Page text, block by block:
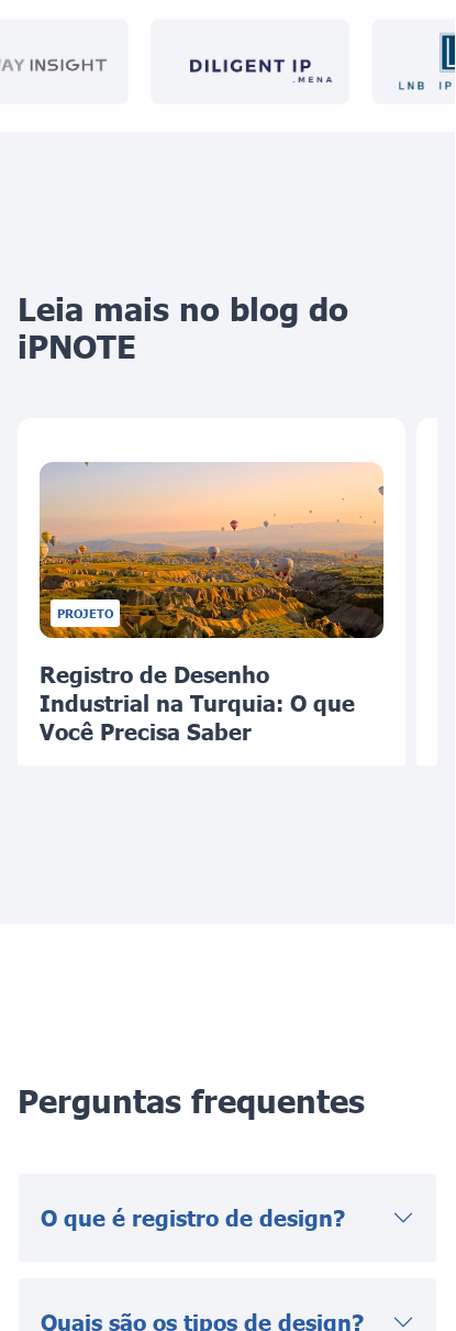
Leia mais no blog do
iPNOTE
PROJETO
Registro de Desenho
Industrial na Turquia: O que
Você Precisa Saber
Perguntas frequentes
O que é registro de design?
Quais são os tipos de design?